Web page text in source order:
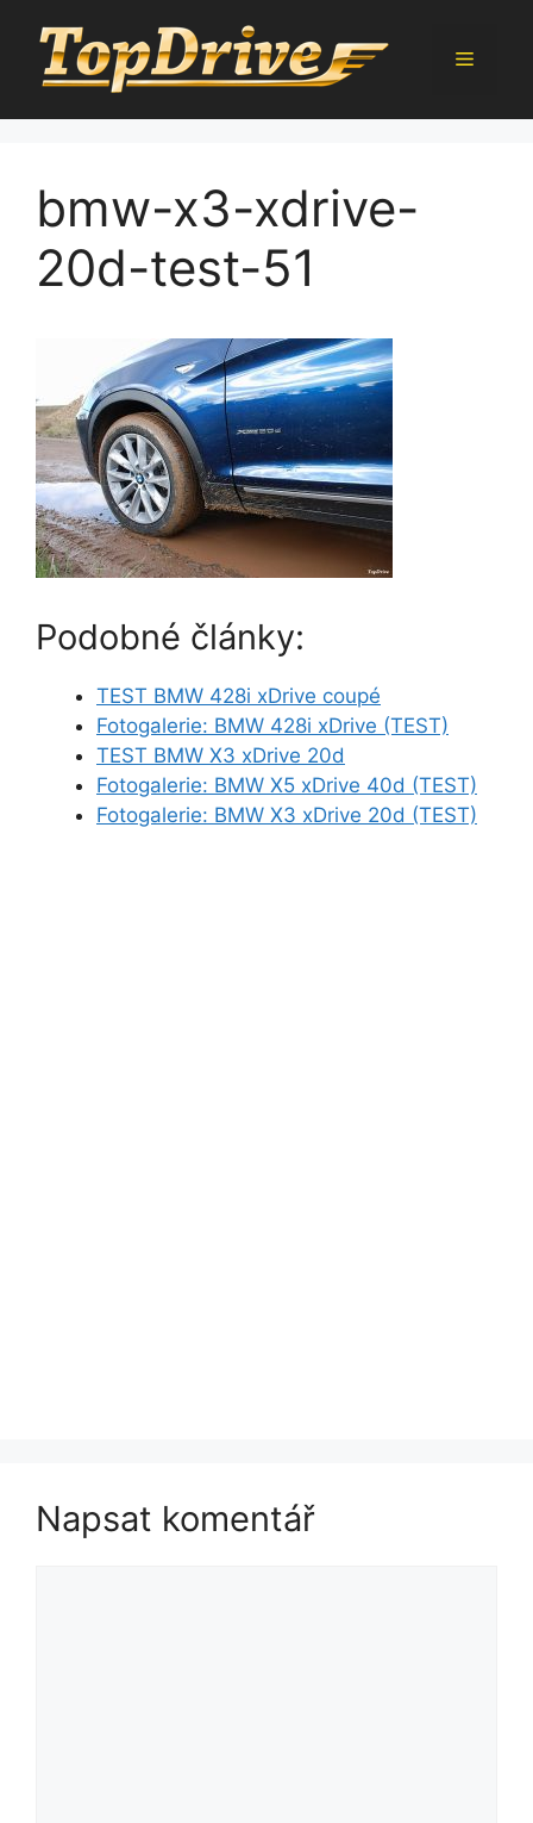
obsah
Menu
bmw-x3-xdrive-
20d-test-51
Podobné články:
TEST BMW 428i xDrive coupé
Fotogalerie: BMW 428i xDrive (TEST)
TEST BMW X3 xDrive 20d
Fotogalerie: BMW X5 xDrive 40d (TEST)
Fotogalerie: BMW X3 xDrive 20d (TEST)
Napsat komentář